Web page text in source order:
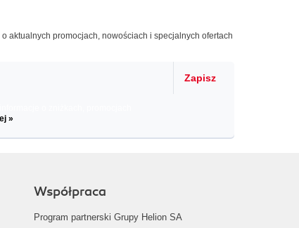
aktualnych promocjach, nowościach i specjalnych ofertach
Zapisz
»
Współpraca
Program partnerski Grupy Helion SA